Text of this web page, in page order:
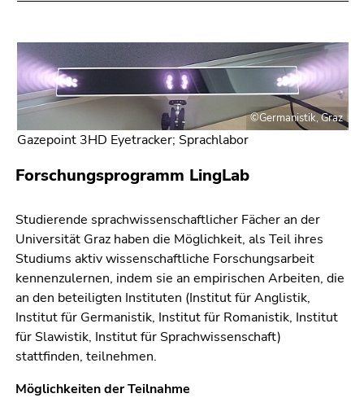
©Germanistik, Graz
Gazepoint 3HD Eyetracker; Sprachlabor
Forschungsprogramm LingLab
Studierende sprachwissenschaftlicher Fächer an der
Universität Graz haben die Möglichkeit, als Teil ihres
Studiums aktiv wissenschaftliche Forschungsarbeit
kennenzulernen, indem sie an empirischen Arbeiten, die
an den beteiligten Instituten (Institut für Anglistik,
Institut für Germanistik, Institut für Romanistik, Institut
für Slawistik, Institut für Sprachwissenschaft)
stattfinden, teilnehmen.
Möglichkeiten der Teilnahme